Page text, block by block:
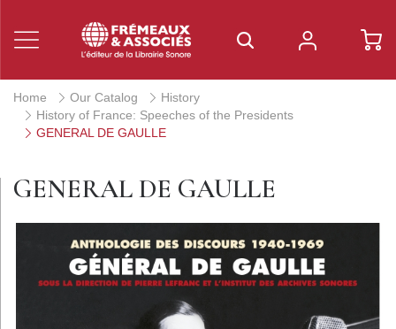
Home Our Catalog
History
History of France: Speeches of the Presidents
GENERAL DE GAULLE
GENERAL DE GAULLE